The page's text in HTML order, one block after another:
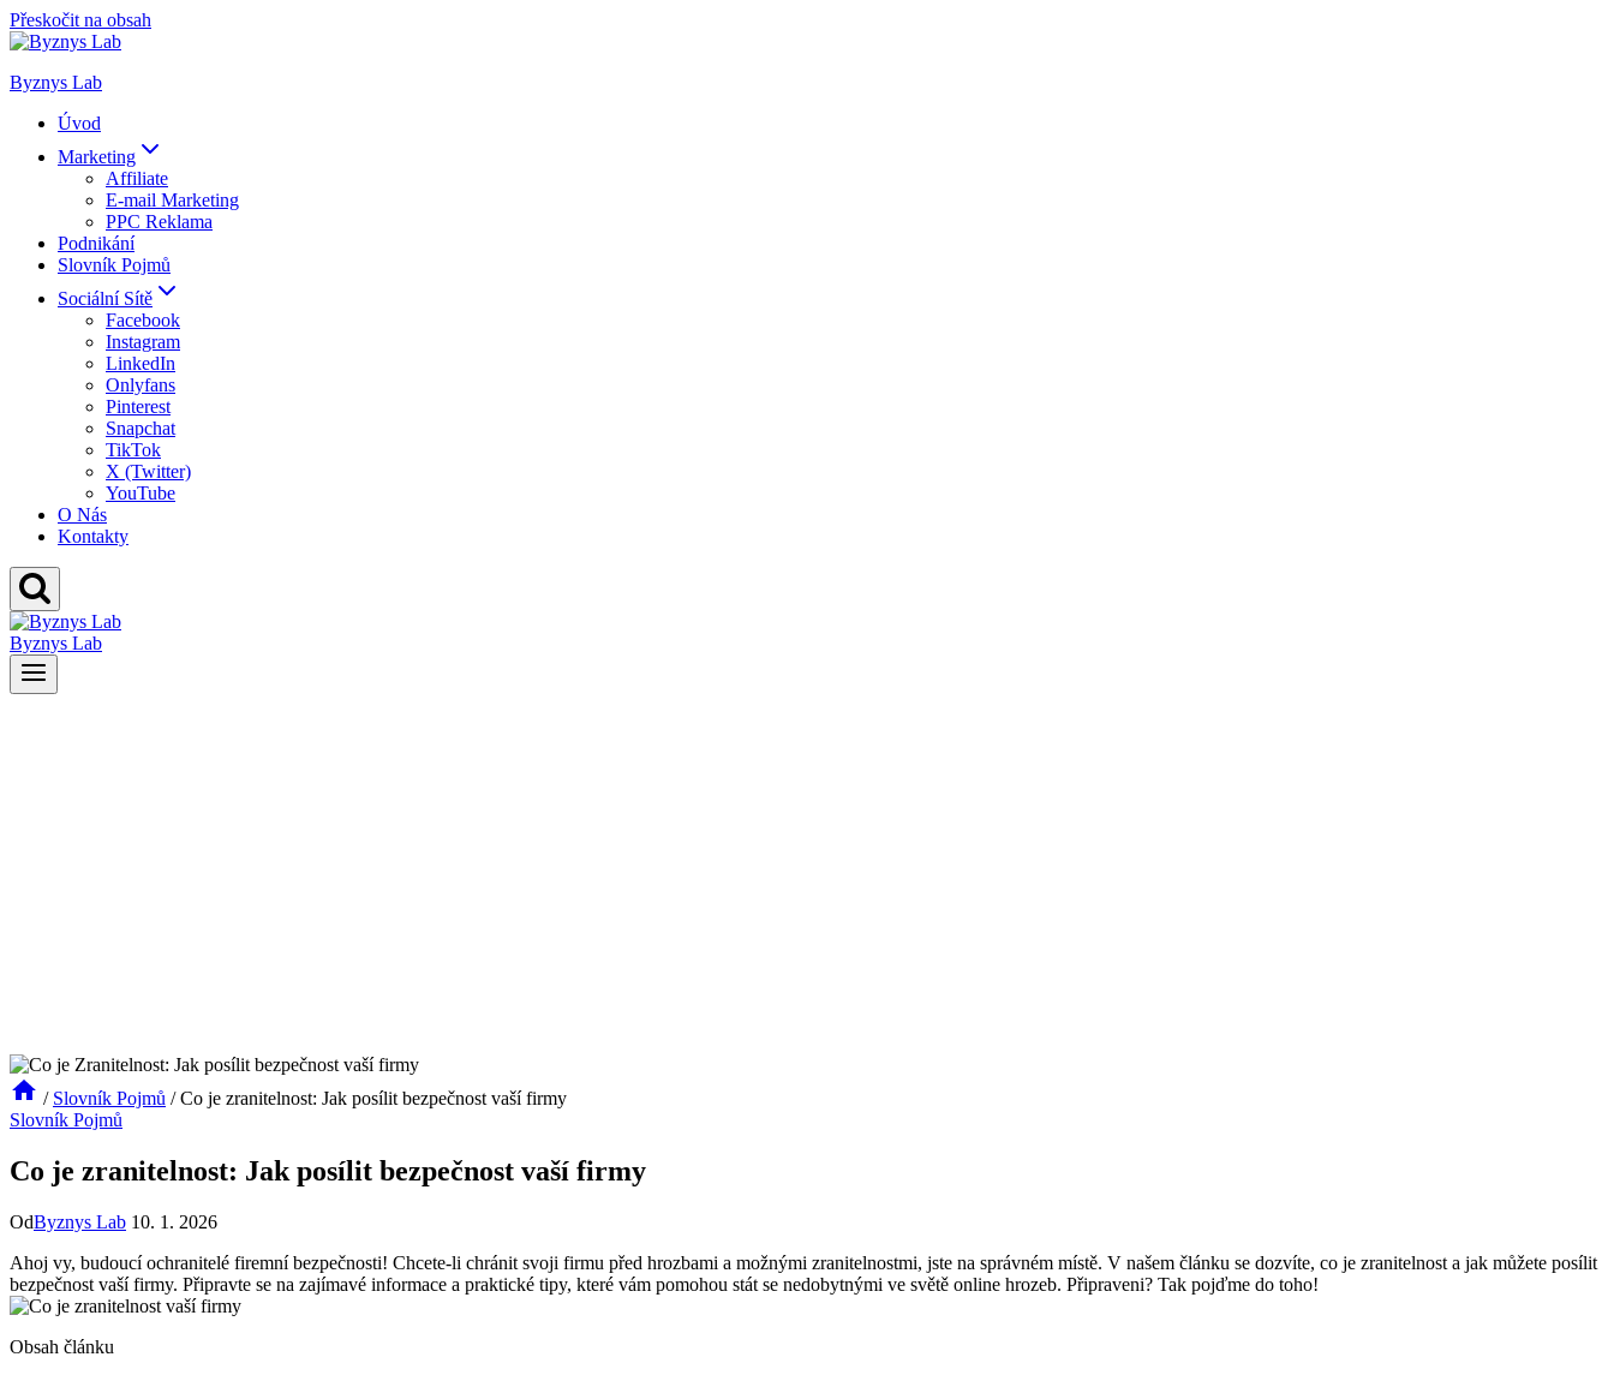
Přeskočit na obsah
Byznys Lab
Úvod
Marketing
Affiliate
E-mail Marketing
PPC Reklama
Podnikání
Slovník Pojmů
Sociální Sítě
Facebook
Instagram
LinkedIn
Onlyfans
Pinterest
Snapchat
TikTok
X (Twitter)
YouTube
O Nás
Kontakty
Byznys Lab
/ Slovník Pojmů / Co je zranitelnost: Jak posílit bezpečnost vaší firmy
Slovník Pojmů
Co je zranitelnost: Jak posílit bezpečnost vaší firmy
OdByznys Lab 10. 1. 2026
Ahoj vy, budoucí ochranitelé firemní bezpečnosti! Chcete-li chránit svoji firmu před hrozbami a možnými zranitelnostmi, jste na správném místě. V našem článku se dozvíte, co je zranitelnost a jak můžete posílit
bezpečnost vaší firmy. Připravte se na zajímavé informace a praktické tipy, které vám pomohou stát se nedobytnými ve světě online hrozeb. Připraveni? Tak pojďme do toho!
Obsah článku